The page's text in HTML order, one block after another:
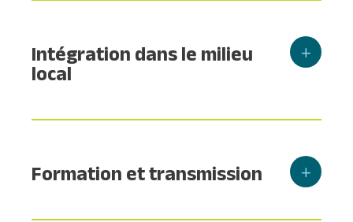
Intégration dans le milieu
local
Formation et transmission